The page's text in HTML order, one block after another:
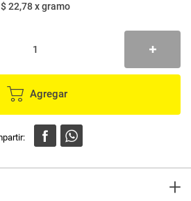
$ 22,78xgramo
Agregar
+